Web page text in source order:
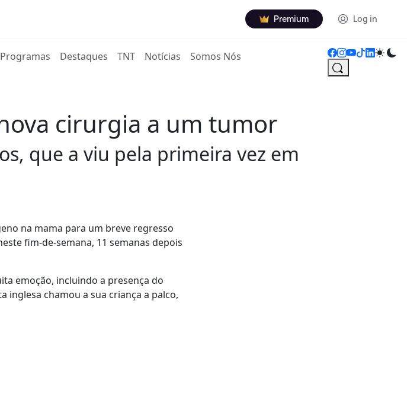
Premium Log in
Programas Destaques TNT Notícias Somos Nós
cirurgia a um tumor
que a viu pela primeira vez em
na mama para um breve regresso
fim-de-semana, 11 semanas depois
emoção, incluindo a presença do
inglesa chamou a sua criança a palco,